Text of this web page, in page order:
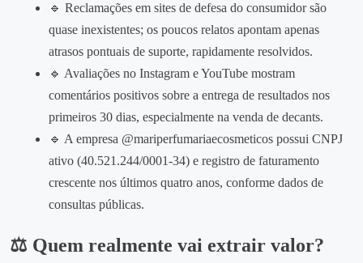
🔹 Reclamações em sites de defesa do consumidor são
quase inexistentes; os poucos relatos apontam apenas
atrasos pontuais de suporte, rapidamente resolvidos.
🔹 Avaliações no Instagram e YouTube mostram
comentários positivos sobre a entrega de resultados nos
primeiros 30 dias, especialmente na venda de decants.
🔹 A empresa @mariperfumariaecosmeticos possui CNPJ
ativo (40.521.244/0001-34) e registro de faturamento
crescente nos últimos quatro anos, conforme dados de
consultas públicas.
⚖️ Quem realmente vai extrair valor?